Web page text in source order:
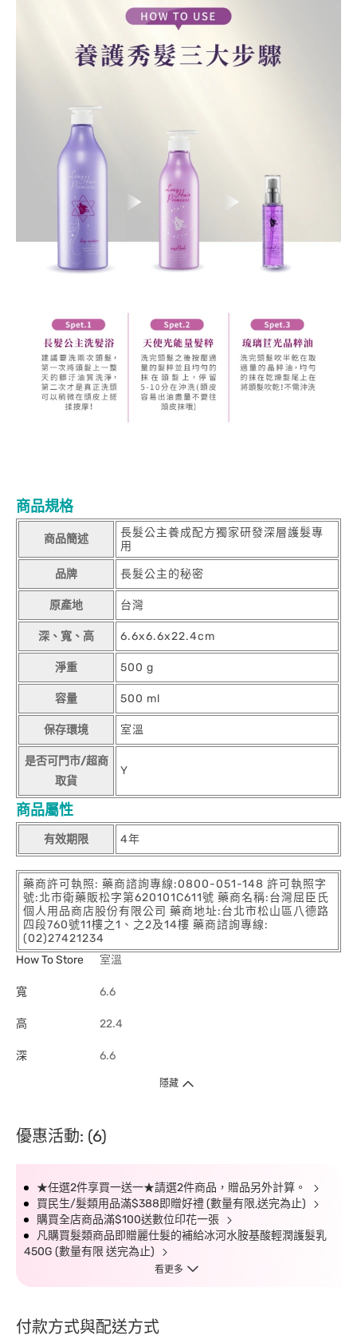
商品規格
商品簡述
長髮公主養成配方獨家研發深層護髮專
用
品牌 長髮公主的秘密
原產地 台灣
深、寬、高 6.6x6.6x22.4cm
淨重 500 g
容量 500 ml
保存環境 室溫
是否可門市/超商
取貨
Y
商品屬性
有效期限 4年
藥商許可執照: 藥商諮詢專線:0800-051-148 許可執照字
號:北市衛藥販松字第620101C611號 藥商名稱:台灣屈臣氏
個人用品商店股份有限公司 藥商地址:台北市松山區八德路
四段760號11樓之1、之2及14樓 藥商諮詢專線:
(02)27421234
How To Store
室溫
寬 6.6
高 22.4
深 6.6
隱藏
優惠活動: (6)
★任選2件享買一送一★請選2件商品，贈品另外計算。
買民生/髮類用品滿$388即贈好禮 (數量有限,送完為止)
購買全店商品滿$100送數位印花一張
凡購買髮類商品即贈麗仕髮的補給冰河水胺基酸輕潤護髮乳
450G (數量有限 送完為止)
看更多
付款方式與配送方式